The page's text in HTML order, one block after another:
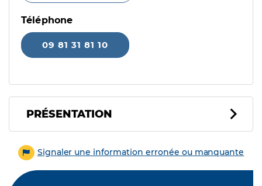
Téléphone
09 81 31 81 10
PRÉSENTATION
Signaler une information erronée ou manquante